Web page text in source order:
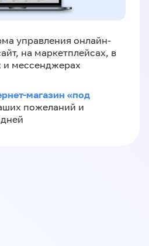
управления онлайн-
на маркетплейсах, в
и мессенджерах
магазин «‎под
пожеланий и